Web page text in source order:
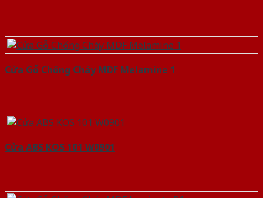
Cửa Gỗ Chống Cháy MDF Melamine 1
Cửa ABS KOS 101 W0901